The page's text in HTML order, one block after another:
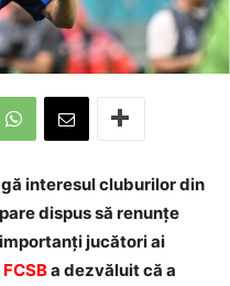
interesul cluburilor din
dispus să renunțe
jucători ai
FCSBa dezvăluit că a